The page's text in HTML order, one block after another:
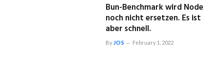
Bun-Benchmark wird Node
noch nicht ersetzen. Es ist
aber schnell.
By JOS February 1, 2022